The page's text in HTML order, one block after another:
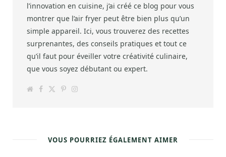
l’innovation en cuisine, j’ai créé ce blog pour vous
montrer que l’air fryer peut être bien plus qu’un
simple appareil. Ici, vous trouverez des recettes
surprenantes, des conseils pratiques et tout ce
qu’il faut pour éveiller votre créativité culinaire,
que vous soyez débutant ou expert.
F
P
s
t
I
a
m
VOUS POURRIEZ ÉGALEMENT AIMER